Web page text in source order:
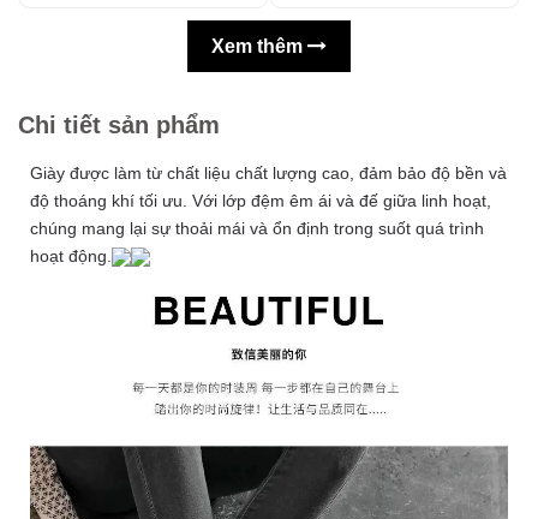
Xem thêm
Chi tiết sản phẩm
Giày được làm từ chất liệu chất lượng cao, đảm bảo độ bền và
độ thoáng khí tối ưu. Với lớp đệm êm ái và đế giữa linh hoạt,
chúng mang lại sự thoải mái và ổn định trong suốt quá trình
hoạt động.